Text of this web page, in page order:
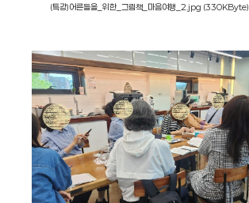
(특강)어른들을_위한_그림책_마음여행_2.jpg (330KByte)